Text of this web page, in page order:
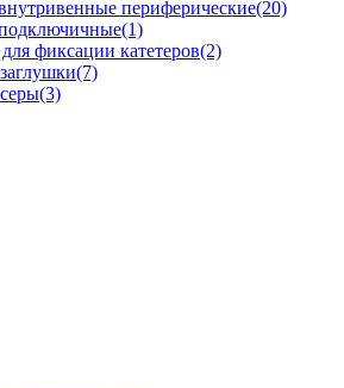
периферические(20)
(1)
фиксации катетеров(2)
(7)
(3)